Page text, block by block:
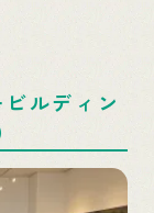
ルディン